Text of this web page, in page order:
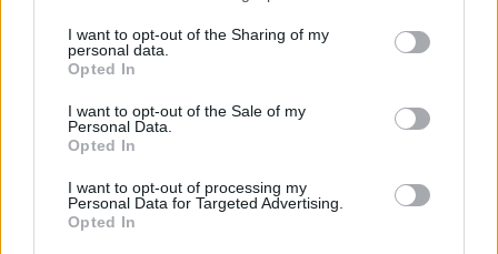
I want to opt-out of the Sharing of my
personal data.
Opted In
I want to opt-out of the Sale of my
Personal Data.
Opted In
I want to opt-out of processing my
Personal Data for Targeted Advertising.
Opted In